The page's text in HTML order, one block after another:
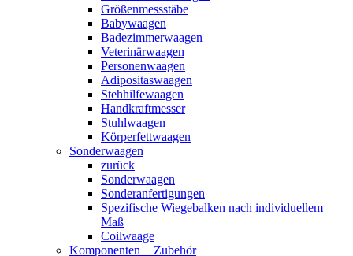
Größenmessstäbe
Babywaagen
Badezimmerwaagen
Veterinärwaagen
Personenwaagen
Adipositaswaagen
Stehhilfewaagen
Handkraftmesser
Stuhlwaagen
Körperfettwaagen
Sonderwaagen
zurück
Sonderwaagen
Sonderanfertigungen
Spezifische Wiegebalken nach individuellem
Maß
Coilwaage
Komponenten + Zubehör